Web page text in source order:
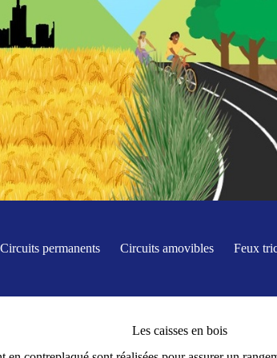
Circuits permanents Circuits amovibles Feux
Les caisses en bois